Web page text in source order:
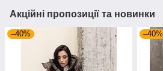
Акційні пропозиції та новинки
–40% –40%